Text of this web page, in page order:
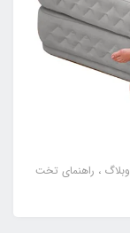
وبلاگ
راهنمای تخت